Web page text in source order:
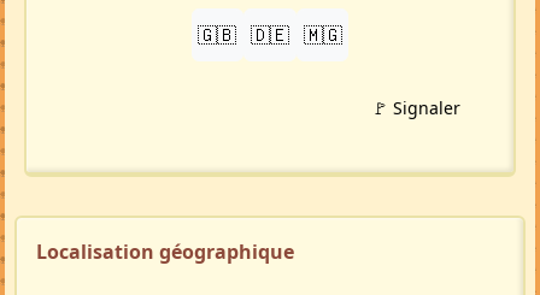
🇬🇧 🇩🇪 🇲🇬
🚩 Signaler
Localisation géographique